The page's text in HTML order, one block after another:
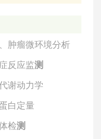
、肿瘤微环境分析
症反应监测
谢动力学
白定量
检测